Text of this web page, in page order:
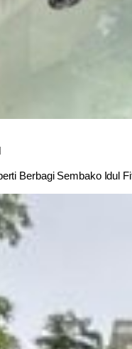
Berbagi Sembako Idul